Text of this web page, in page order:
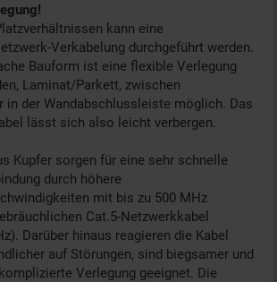
kann eine
Verkabelung durchgeführt werden.
Bauform ist eine flexible Verlegung
Laminat/Parkett, zwischen
in der Wandabschlussleiste möglich. Das
lässt sich also leicht verbergen.
Kupfer sorgen für eine sehr schnelle
durch höhere
mit bis zu 500 MHz
Cat.5-Netzwerkkabel
Darüber hinaus reagieren die Kabel
auf Störungen, sind biegsamer und
Verlegung geeignet. Die